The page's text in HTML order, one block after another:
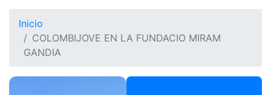
Inicio
COLOMBIJOVE EN LA FUNDACIO MIRAM
GANDIA